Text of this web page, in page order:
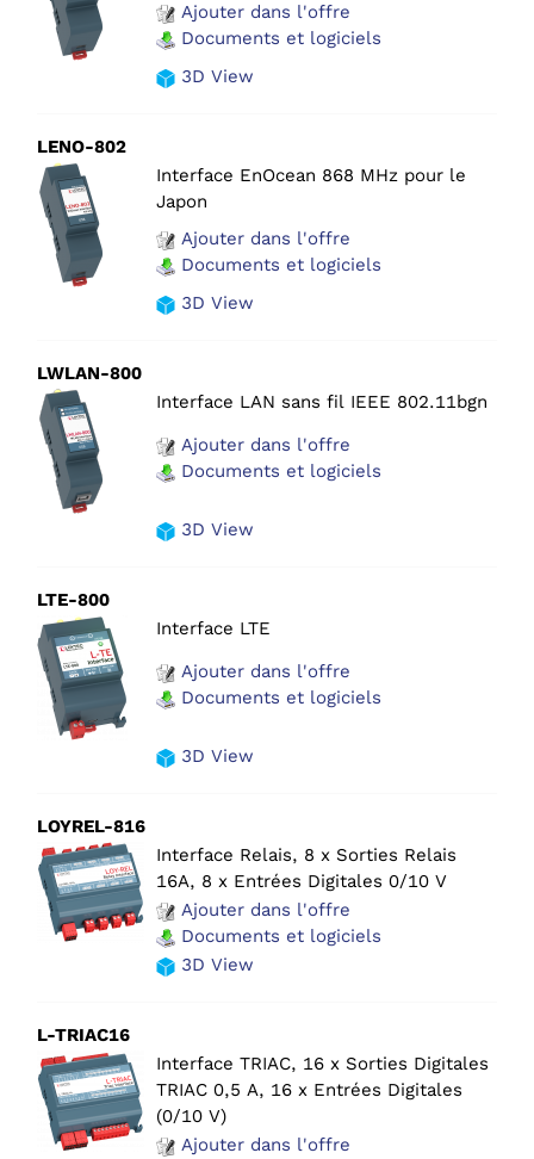
Ajouter dans l'offre
Documents et logiciels
3D View
LENO-802
Interface EnOcean 868 MHz pour le
Japon
Ajouter dans l'offre
Documents et logiciels
3D View
LWLAN-800
Interface LAN sans fil IEEE 802.11bgn
Ajouter dans l'offre
Documents et logiciels
3D View
LTE-800
Interface LTE
Ajouter dans l'offre
Documents et logiciels
3D View
LOYREL-816
Interface Relais, 8 x Sorties Relais
16A, 8 x Entrées Digitales 0/10 V
Ajouter dans l'offre
Documents et logiciels
3D View
L-TRIAC16
Interface TRIAC, 16 x Sorties Digitales
TRIAC 0,5 A, 16 x Entrées Digitales
(0/10 V)
Ajouter dans l'offre